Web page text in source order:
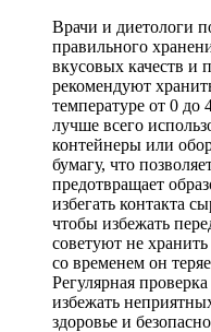
Врачи и диетологи
правильного
вкусовых качеств и
рекомендуют
температуре от 0 до
лучше всего
контейнеры или
бумагу, что
предотвращает
избегать контакта
чтобы избежать
советуют не
со временем он
Регулярная
избежать
здоровье и